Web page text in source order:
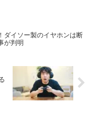
ダイソー製のイヤホンは断
が判明